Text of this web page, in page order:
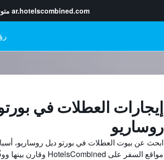
ar.hotelscombined.com
إيجارات العطلات في
روساريو
ابحث عن بيوت العطلات في بورتو ديل روساريو،
مواقع السفر على HotelsCombined وقارن بينها ووفّر.